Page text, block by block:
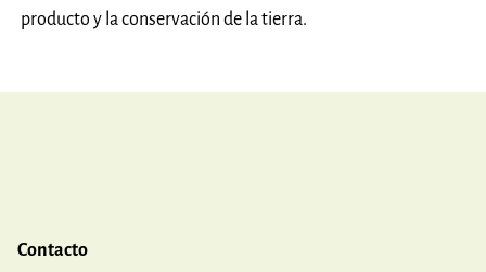
producto y la conservación de la tierra.
Contacto